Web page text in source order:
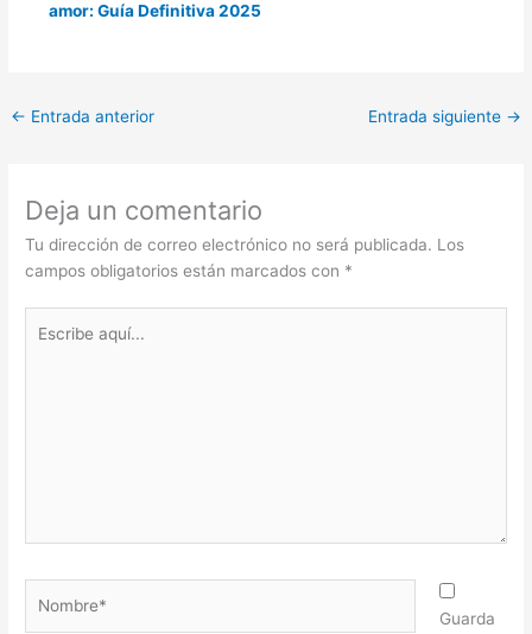
amor: Guía Definitiva 2025
← Entrada anterior Entrada siguiente →
Deja un comentario
Tu dirección de correo electrónico no será publicada. Los
campos obligatorios están marcados con *
aquí...
Guarda